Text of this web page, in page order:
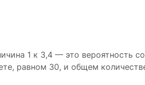
1 к 3,4 — это вероятность
равном 30, и общем